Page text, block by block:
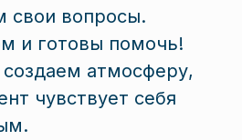
свои вопросы.
и готовы помочь!
атмосферу,
чувствует себя